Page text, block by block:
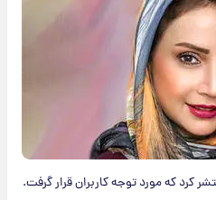
کرد که مورد توجه کاربران قرار گرفت.